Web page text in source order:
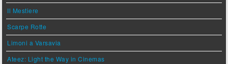
Il Mestiere
Scarpe Rotte
Limoni a Varsavia
Ateez: Light the Way in Cinemas